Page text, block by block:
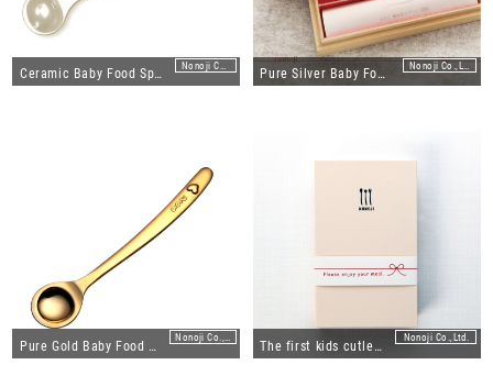
Ceramic Baby Food Spoon "Eco-Baby " Pure Silver Baby Food Spoon Nonoji Co.,Ltd.
Pure Gold Baby Food Spoon "Yui" Nonoji Co.,Ltd. The first kids cutlery set Nonoji Co.,Ltd.